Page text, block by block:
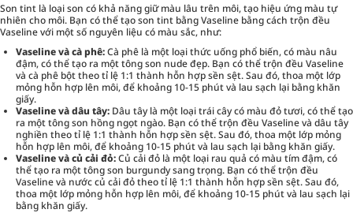
Son tint là loại son có khả năng giữ màu lâu trên môi, tạo hiệu ứng màu tự
nhiên cho môi. Bạn có thể tạo son tint bằng Vaseline bằng cách trộn đều
Vaseline với một số nguyên liệu có màu sắc, như:
Vaseline và cà phê:Cà phê là một loại thức uống phổ biến, có màu nâu
đậm, có thể tạo ra một tông son nude đẹp. Bạn có thể trộn đều Vaseline
và cà phê bột theo tỉ lệ 1:1 thành hỗn hợp sền sệt. Sau đó, thoa một lớp
mỏng hỗn hợp lên môi, để khoảng 10-15 phút và lau sạch lại bằng khăn
giấy.
Vaseline và dâu tây: Dâu tây là một loại trái cây có màu đỏ tươi, có thể tạo
ra một tông son hồng ngọt ngào. Bạn có thể trộn đều Vaseline và dâu tây
nghiền theo tỉ lệ 1:1 thành hỗn hợp sền sệt. Sau đó, thoa một lớp mỏng
hỗn hợp lên môi, để khoảng 10-15 phút và lau sạch lại bằng khăn giấy.
Vaseline và củ cải đỏ:Củ cải đỏ là một loại rau quả có màu tím đậm, có
thể tạo ra một tông son burgundy sang trọng. Bạn có thể trộn đều
Vaseline và nước củ cải đỏ theo tỉ lệ 1:1 thành hỗn hợp sền sệt. Sau đó,
thoa một lớp mỏng hỗn hợp lên môi, để khoảng 10-15 phút và lau sạch lại
bằng khăn giấy.